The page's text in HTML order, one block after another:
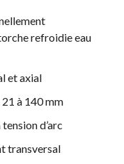
refroidie eau
et axial
à 140 mm
d’arc
transversal